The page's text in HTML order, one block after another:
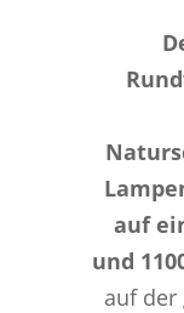
auf
und
auf der